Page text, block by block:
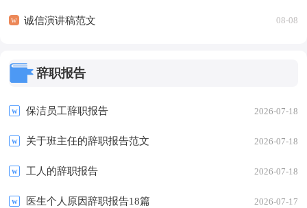
诚信演讲稿范文 08-08
辞职报告
保洁员工辞职报告 2026-07-18
关于班主任的辞职报告范文 2026-07-18
工人的辞职报告 2026-07-18
医生个人原因辞职报告18篇 2026-07-17